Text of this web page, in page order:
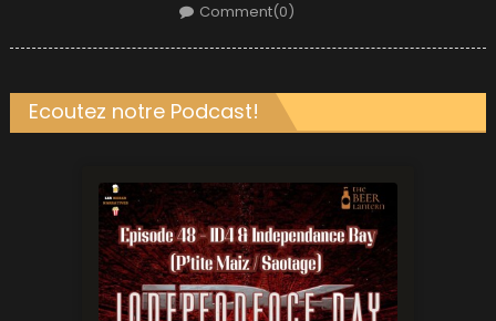
Comment(0)
Ecoutez notre Podcast!